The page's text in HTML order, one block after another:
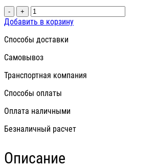
- +
Добавить в корзину
Способы доставки
Самовывоз
Транспортная компания
Способы оплаты
Оплата наличными
Безналичный расчет
Описание